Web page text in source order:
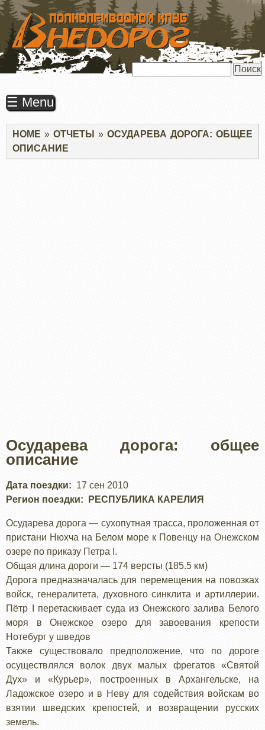
ПЕРЕЙТИ
ОСНОВНОМУ
СОДЕРЖАНИЮ
☰ Menu
Строка
навигации
HOME ОТЧЕТЫ
ОСУДАРЕВА ДОРОГА: ОБЩЕЕ
ОПИСАНИЕ
Осударева дорога: общее
описание
Дата поездки
17 сен 2010
Регион поездки
РЕСПУБЛИКА КАРЕЛИЯ
Осударева дорога — сухопутная трасса, проложенная от
пристани Нюхча на Белом море к Повенцу на Онежском
озере по приказу Петра I.
Общая длина дороги — 174 версты (185.5 км)
Дорога предназначалась для перемещения на повозках
войск, генералитета, духовного синклита и артиллерии.
Пётр I перетаскивает суда из Онежского залива Белого
моря в Онежское озеро для завоевания крепости
Нотебург у шведов
Также существовало предположение, что по дороге
осуществлялся волок двух малых фрегатов «Святой
Дух» и «Курьер», построенных в Архангельске, на
Ладожское озеро и в Неву для содействия войскам во
взятии шведских крепостей, и возвращении русских
земель.